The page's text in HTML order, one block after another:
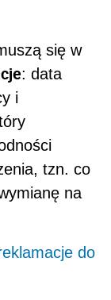
się w
: data
i
tzn. co
na
do